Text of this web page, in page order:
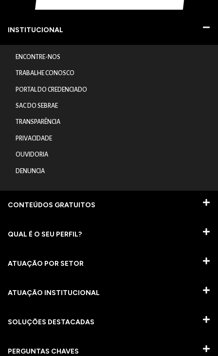
INSTITUCIONAL
ENCONTRE-NOS
TRABALHE CONOSCO
PORTAL DO CREDENCIADO
SAC DO SEBRAE
TRANSPARÊNCIA
PRIVACIDADE
OUVIDORIA
DENUNCIA
CONTEÚDOS GRATUITOS
QUAL É O SEU PERFIL?
ATUAÇÃO POR SETOR
ATUAÇÃO INSTITUCIONAL
SOLUÇÕES DESTACADAS
PERGUNTAS CHAVES​